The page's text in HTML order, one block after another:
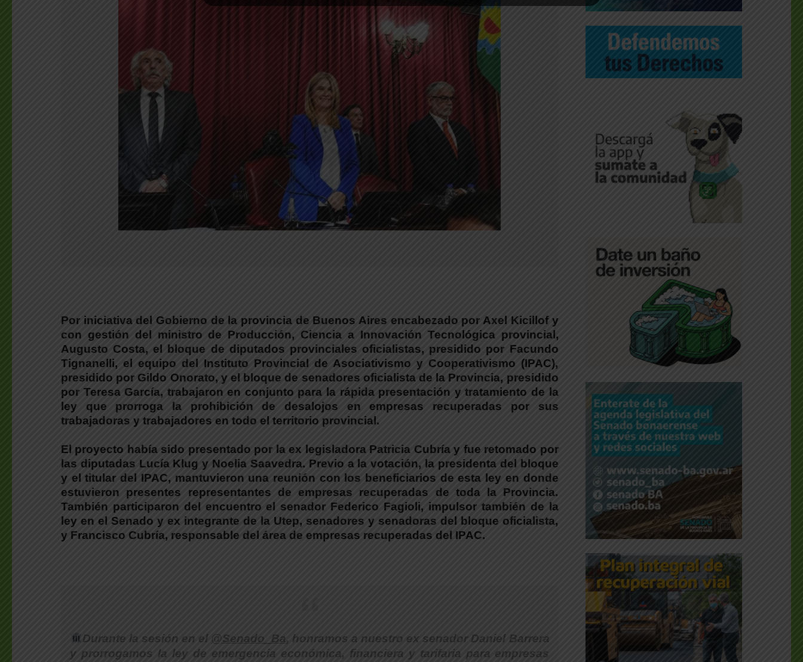
Por iniciativa del Gobierno de la provincia de Buenos Aires encabezado por Axel Kicillof y
con gestión del ministro de Producción, Ciencia a Innovación Tecnológica provincial,
Augusto Costa, el bloque de diputados provinciales oficialistas, presidido por Facundo
Tignanelli, el equipo del Instituto Provincial de Asociativismo y Cooperativismo (IPAC),
presidido por Gildo Onorato, y el bloque de senadores oficialista de la Provincia, presidido
por Teresa García, trabajaron en conjunto para la rápida presentación y tratamiento de la
ley que prorroga la prohibición de desalojos en empresas recuperadas por sus
trabajadoras y trabajadores en todo el territorio provincial.
El proyecto había sido presentado por la ex legisladora Patricia Cubría y fue retomado por
las diputadas Lucía Klug y Noelia Saavedra. Previo a la votación, la presidenta del bloque
y el titular del IPAC, mantuvieron una reunión con los beneficiarios de esta ley en donde
estuvieron presentes representantes de empresas recuperadas de toda la Provincia.
También participaron del encuentro el senador Federico Fagioli, impulsor también de la
ley en el Senado y ex integrante de la Utep, senadores y senadoras del bloque oficialista,
y Francisco Cubría, responsable del área de empresas recuperadas del IPAC.
Durante la sesión en el @Senado_Ba
, honramos a nuestro ex senador Daniel Barrera
y prorrogamos la ley de emergencia económica, financiera y tarifaria para empresas